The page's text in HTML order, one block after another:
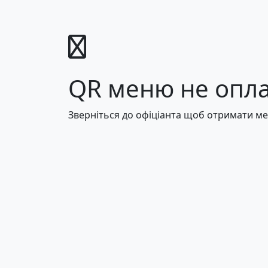
QR меню не
Зверніться до офіціанта щоб отримати